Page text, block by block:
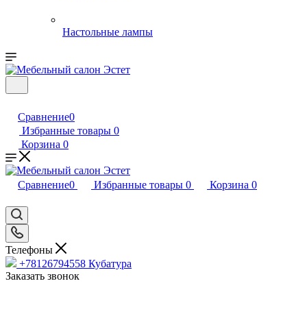
Настольные лампы
Сравнение0
Избранные товары 0
Корзина 0
Сравнение0 Избранные товары 0 Корзина 0
Телефоны
+78126794558 Кубатура
Заказать звонок